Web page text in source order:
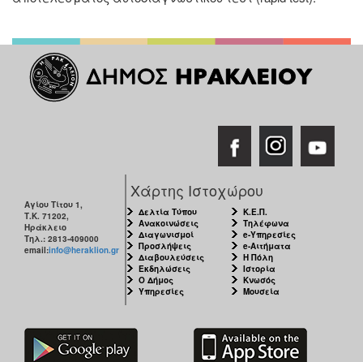
Αγίου Τίτου 1,
Τ.Κ. 71202,
Ηράκλειο
Τηλ.: 2813-409000
email:info@heraklion.gr
Χάρτης Ιστοχώρου
Δελτία Τύπου
Ανακοινώσεις
Διαγωνισμοί
Προσλήψεις
Διαβουλεύσεις
Εκδηλώσεις
Ο Δήμος
Υπηρεσίες
Κ.Ε.Π.
Τηλέφωνα
e-Υπηρεσίες
e-Αιτήματα
Η Πόλη
Ιστορία
Κνωσός
Μουσεία